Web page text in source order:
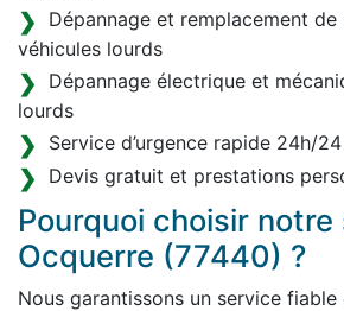
Dépannage et remplacement
véhicules lourds
Dépannage électrique et
lourds
Service d’urgence rapide 24h/
Devis gratuit et prestations
Pourquoi choisir notre
Ocquerre (77440) ?
Nous garantissons un service